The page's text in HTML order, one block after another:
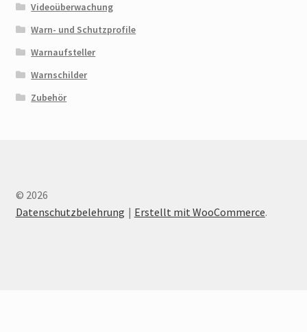
Videoüberwachung
Warn- und Schutzprofile
Warnaufsteller
Warnschilder
Zubehör
© 2026
Datenschutzbelehrung
Erstellt mit WooCommerce.